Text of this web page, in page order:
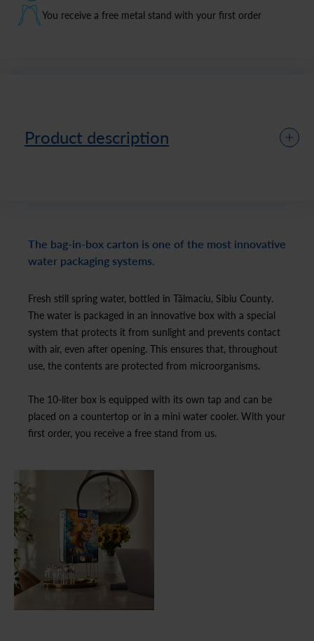
You receive a free metal stand with your first order
Product description
The bag-in-box carton is one of the most innovative
water packaging systems.
Fresh still spring water, bottled in Tălmaciu, Sibiu County.
The water is packaged in an innovative box with a special
system that protects it from sunlight and prevents contact
with air, even after opening. This ensures that, throughout
use, the contents are protected from microorganisms.
The 10-liter box is equipped with its own tap and can be
placed on a countertop or in a mini water cooler. With your
first order, you receive a free stand from us.